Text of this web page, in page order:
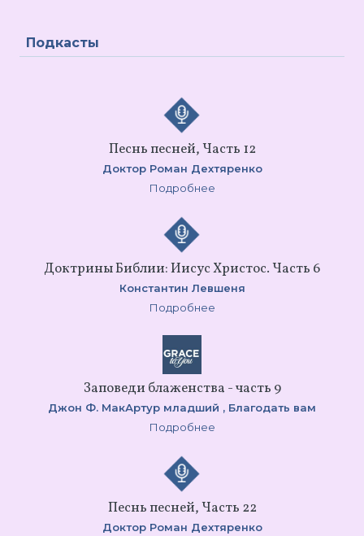
Подкасты
Песнь песней, Часть 12
Доктор Роман Дехтяренко
Подробнее
Доктрины Библии: Иисус Христос. Часть 6
Константин Левшеня
Подробнее
Заповеди блаженства - часть 9
Джон Ф. МакАртур младший , Благодать вам
Подробнее
Песнь песней, Часть 22
Доктор Роман Дехтяренко